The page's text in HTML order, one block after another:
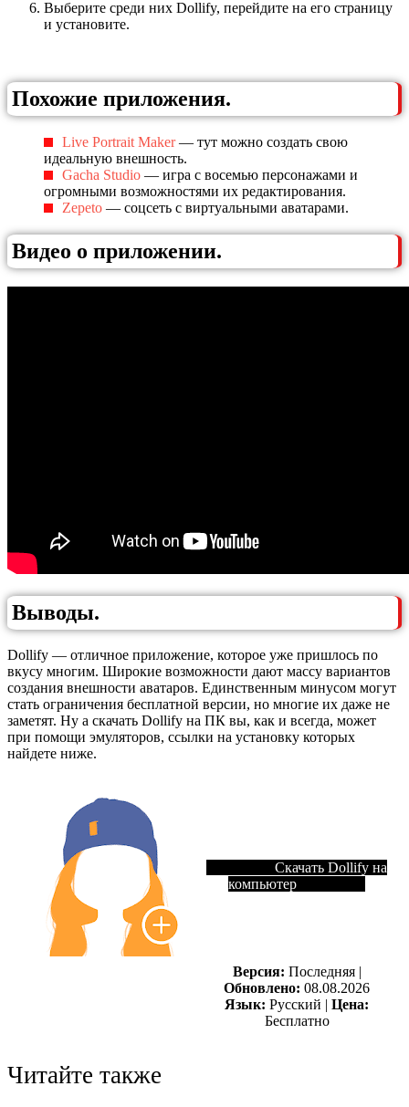
Выберите среди них Dollify, перейдите на его страницу
и установите.
Похожие приложения.
Live Portrait Maker— тут можно создать свою
идеальную внешность.
Gacha Studio — игра с восемью персонажами и
огромными возможностями их редактирования.
Zepeto — соцсеть с виртуальными аватарами.
Видео о приложении.
Выводы.
Dollify — отличное приложение, которое уже пришлось по
вкусу многим. Широкие возможности дают массу вариантов
создания внешности аватаров. Единственным минусом могут
стать ограничения бесплатной версии, но многие их даже не
заметят. Ну а скачать Dollify на ПК вы, как и всегда, может
при помощи эмуляторов, ссылки на установку которых
найдете ниже.
Скачать Dollify на
компьютер
Версия: Последняя |
Обновлено: 08.08.2026
Язык: Русский | Цена:
Бесплатно
Читайте также